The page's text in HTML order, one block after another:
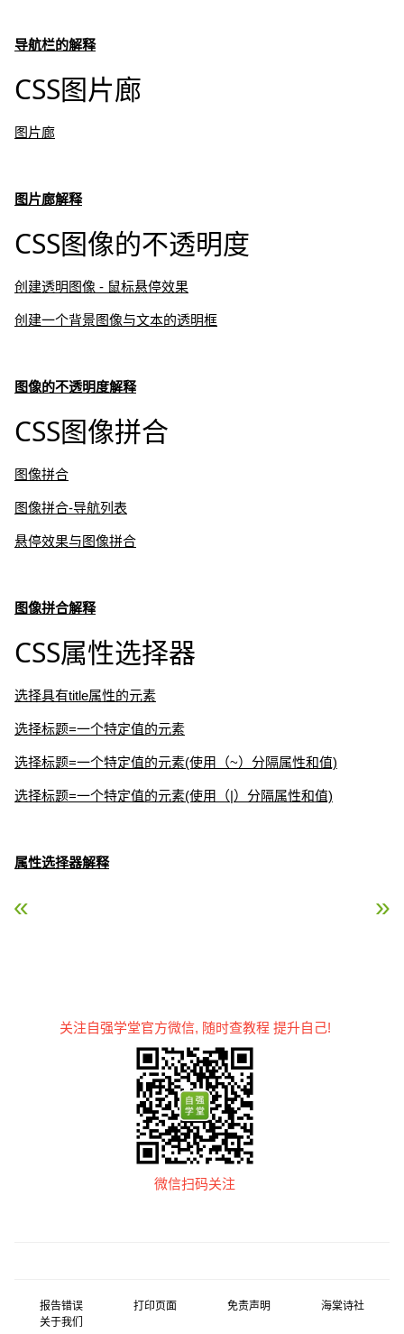
导航栏的解释
CSS图片廊
图片廊
图片廊解释
CSS图像的不透明度
创建透明图像 - 鼠标悬停效果
创建一个背景图像与文本的透明框
图像的不透明度解释
CSS图像拼合
图像拼合
图像拼合-导航列表
悬停效果与图像拼合
图像拼合解释
CSS属性选择器
选择具有title属性的元素
选择标题=一个特定值的元素
选择标题=一个特定值的元素(使用（~）分隔属性和值)
选择标题=一个特定值的元素(使用（|）分隔属性和值)
属性选择器解释
« CSS 总结 CSS 组合选择符 »
关注自强学堂官方微信, 随时查教程 提升自己!
微信扫码关注
报告错误 打印页面 免责声明
海棠诗社
关于我们